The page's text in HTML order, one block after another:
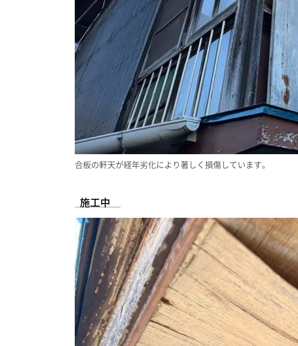
合板の軒天が経年劣化により著しく損傷しています。
施工中